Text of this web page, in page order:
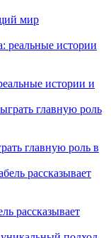
мир
истории и
главную роль в
рассказывает